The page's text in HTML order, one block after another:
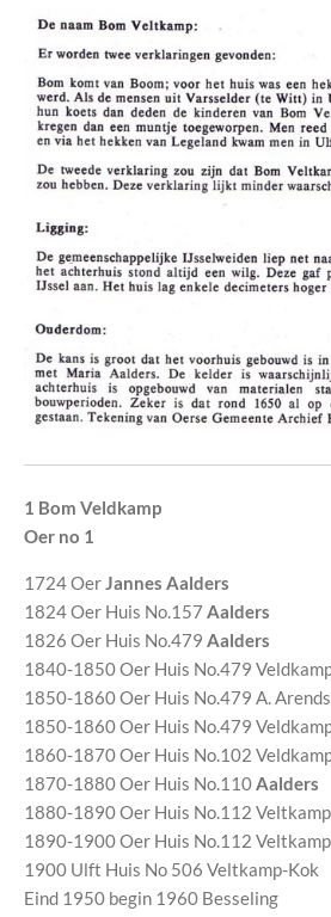
1 Bom Veldkamp
Oer no 1
1724 OerJannes Aalders
1824 Oer Huis No.157 Aalders
1826 Oer Huis No.479 Aalders
1840-1850 Oer Huis No.479
1850-1860 Oer Huis No.479 A.
1850-1860 Oer Huis No.479
1860-1870 Oer Huis No.102
1870-1880 Oer Huis No.110Aalders
1880-1890 Oer Huis No.112 Veltkamp
1890-1900 Oer Huis No.112 Veltkamp
1900 Ulft Huis No 506 Veltkamp-Kok
Eind 1950 begin 1960 Besseling